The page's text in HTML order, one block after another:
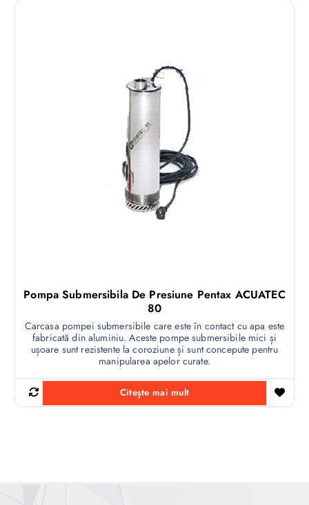
Pompa Submersibila De Presiune Pentax ACUATEC
80
Carcasa pompei submersibile care este în contact cu apa este
fabricată din aluminiu. Aceste pompe submersibile mici și
ușoare sunt rezistente la coroziune și sunt concepute pentru
manipularea apelor curate.
Citește mai mult